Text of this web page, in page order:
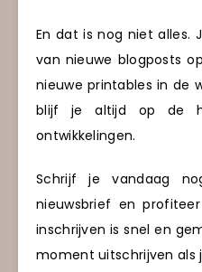
En dat is nog niet alles.
van nieuwe blogposts
nieuwe printables in de
blijf je altijd op de
ontwikkelingen.
Schrijf je vandaag
nieuwsbrief en
inschrijven is snel en
moment uitschrijven als